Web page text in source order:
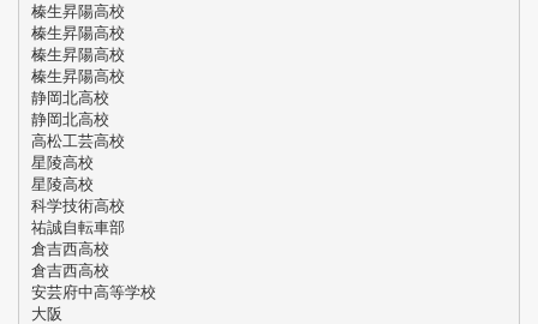
榛生昇陽高校
榛生昇陽高校
榛生昇陽高校
榛生昇陽高校
静岡北高校
静岡北高校
高松工芸高校
星陵高校
星陵高校
科学技術高校
祐誠自転車部
倉吉西高校
倉吉西高校
安芸府中高等学校
大阪